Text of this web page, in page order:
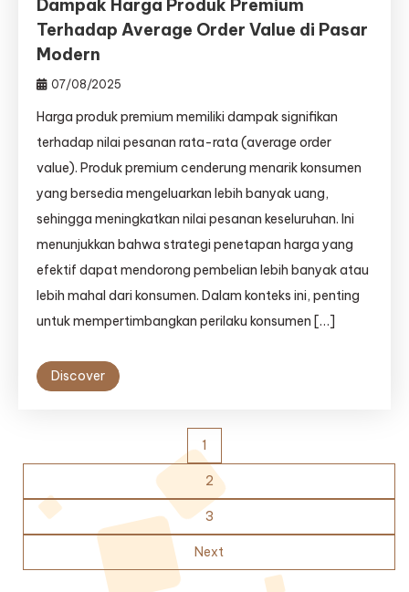
Dampak Harga Produk Premium
Terhadap Average Order Value di Pasar
Modern
07/08/2025
Harga produk premium memiliki dampak signifikan
terhadap nilai pesanan rata-rata (average order
value). Produk premium cenderung menarik konsumen
yang bersedia mengeluarkan lebih banyak uang,
sehingga meningkatkan nilai pesanan keseluruhan. Ini
menunjukkan bahwa strategi penetapan harga yang
efektif dapat mendorong pembelian lebih banyak atau
lebih mahal dari konsumen. Dalam konteks ini, penting
untuk mempertimbangkan perilaku konsumen […]
Discover
pagination
1
2
3
Next